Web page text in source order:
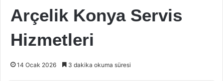
Arçelik Konya Servis
Hizmetleri
14 Ocak 2026 3 dakika okuma süresi